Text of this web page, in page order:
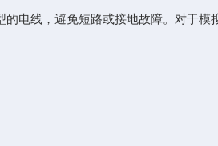
线，避免短路或接地故障。对于模